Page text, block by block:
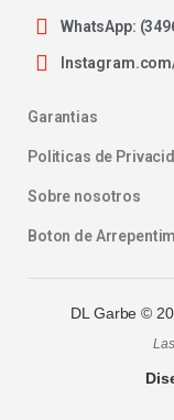
WhatsApp:
Garantias
Politicas de
Sobre nosotros
Boton de
DL Garbe ©